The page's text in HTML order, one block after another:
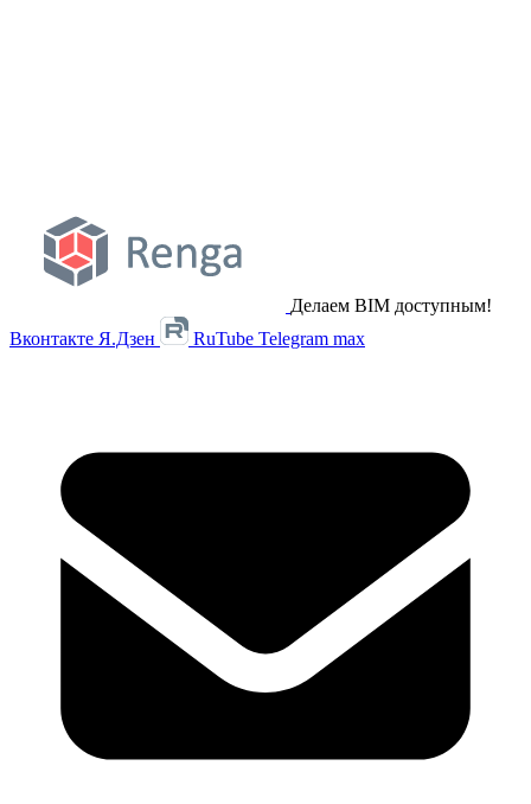
Делаем BIM доступным!
Вконтакте Я.Дзен RuTube Telegram max